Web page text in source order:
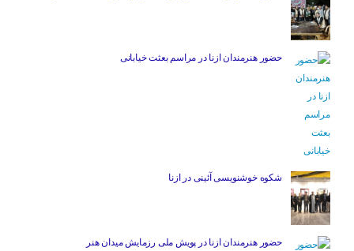
حضور هنرمندان ازنا در مراسم بعثت خیابانی
شکوه خوشنویسی آئینی در ازنا
حضور هنرمندان ازنا در پویش ملی رزمایش میدان هنر